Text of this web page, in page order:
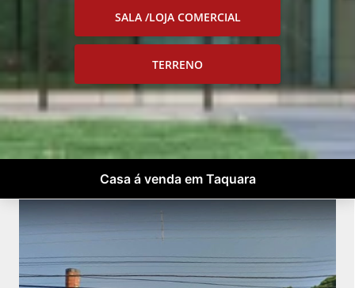
SALA /LOJA COMERCIAL
TERRENO
Casa á venda em Taquara